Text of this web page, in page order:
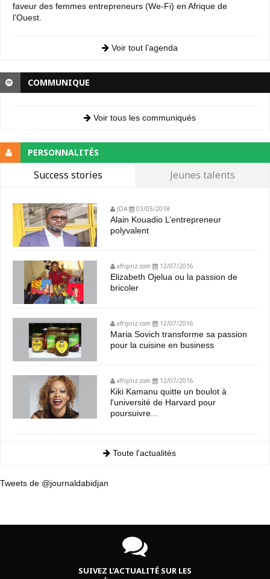
faveur des femmes entrepreneurs (We-Fi) en Afrique de
l’Ouest.
Voir tout l’agenda
COMMUNIQUE
Voir tous les communiqués
PERSONNALITÉS
Success stories Jeunes talents
JDA 03/05/2018
Alain Kouadio L’entrepreneur
polyvalent
afripriz.com 12/07/2016
Elizabeth Ojelua ou la passion de
bricoler
afripriz.com 12/07/2016
Maria Sovich transforme sa passion
pour la cuisine en business
afripriz.com 12/07/2016
Kiki Kamanu quitte un boulot à
l'université de Harvard pour
poursuivre...
Toute l'actualités
Tweets de @journaldabidjan
SUIVEZ L’ACTUALITÉ SUR LES